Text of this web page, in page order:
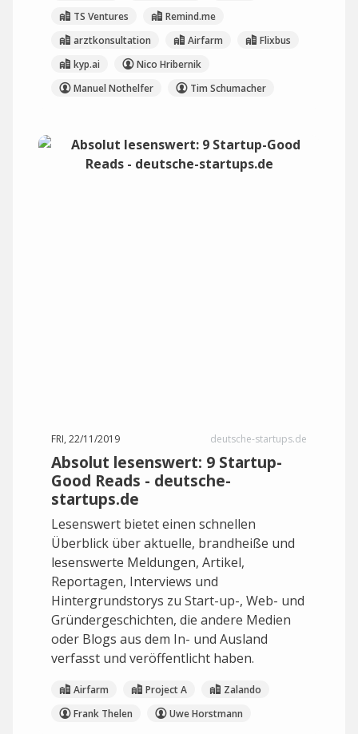
TS Ventures
Remind.me
arztkonsultation
Airfarm
Flixbus
kyp.ai
Nico Hribernik
Manuel Nothelfer
Tim Schumacher
FRI, 22/11/2019 deutsche-startups.de
Absolut lesenswert: 9 Startup-
Good Reads - deutsche-
startups.de
Lesenswert bietet einen schnellen
Überblick über aktuelle, brandheiße und
lesenswerte Meldungen, Artikel,
Reportagen, Interviews und
Hintergrundstorys zu Start-up-, Web- und
Gründergeschichten, die andere Medien
oder Blogs aus dem In- und Ausland
verfasst und veröffentlicht haben.
Airfarm Project A
Zalando
Frank Thelen
Uwe Horstmann